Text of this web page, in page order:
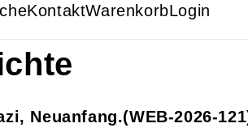
KontaktWarenkorbLogin
Neuanfang. WEB-2026-121